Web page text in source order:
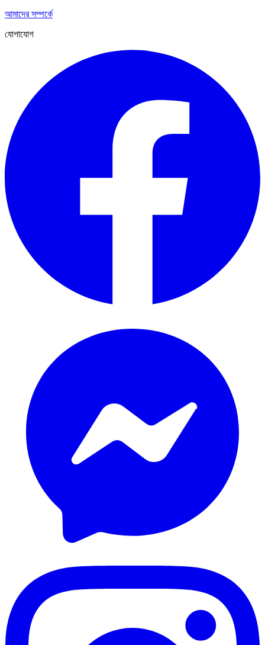
আমাদের সম্পর্কে
যোগাযোগ